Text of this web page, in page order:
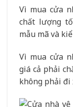
Vì mua cửa
chất lượng
mẫu mã và
Vì mua cửa
giá cả phải
không phải đi